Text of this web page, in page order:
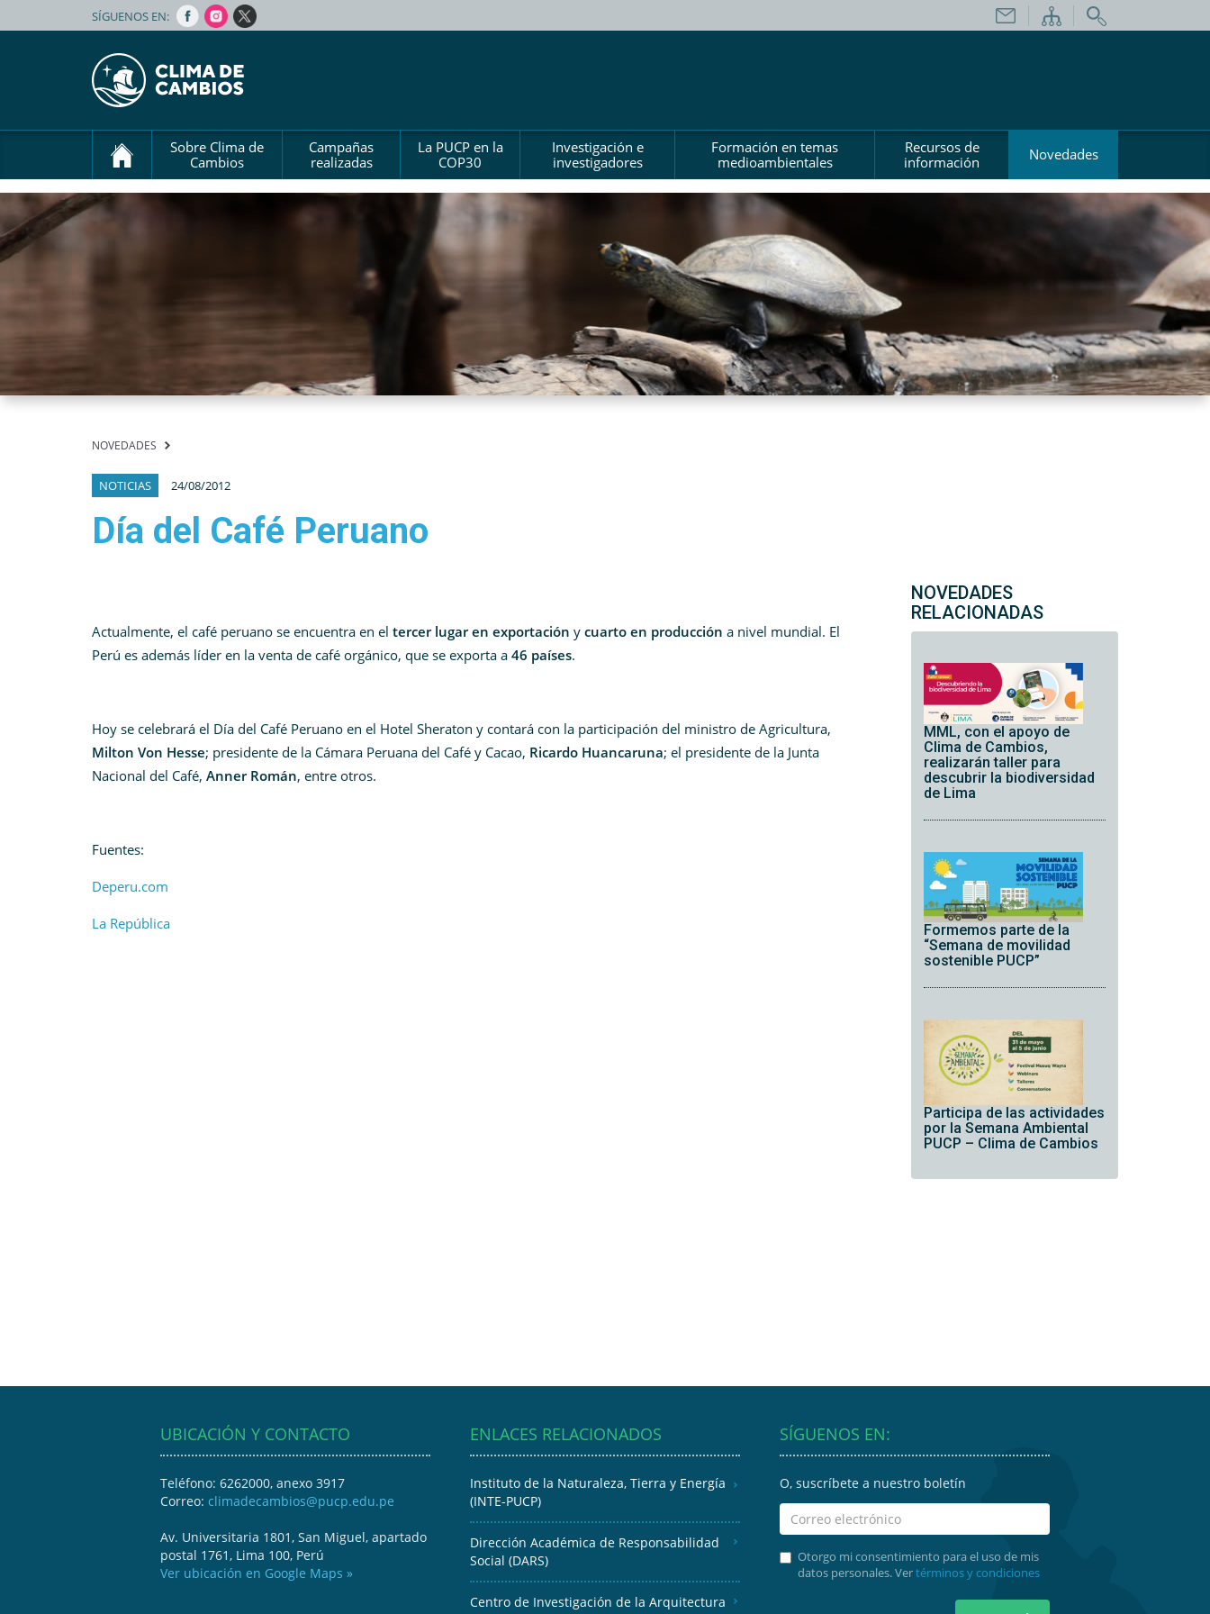
SÍGUENOS EN:
Sobre Clima de
Cambios
Campañas
realizadas
La PUCP en la
COP30
Investigación e
investigadores
Formación en temas
medioambientales
Recursos de
información
Novedades
NOVEDADES
NOTICIAS 24/08/2012
Día del Café Peruano
Actualmente, el café peruano se encuentra en el tercer lugar en exportación y cuarto en producción a nivel mundial. El
Perú es además líder en la venta de café orgánico, que se exporta a 46 países.
Hoy se celebrará el Día del Café Peruano en el Hotel Sheraton y contará con la participación del ministro de Agricultura,
Milton Von Hesse; presidente de la Cámara Peruana del Café y Cacao, Ricardo Huancaruna; el presidente de la Junta
Nacional del Café, Anner Román, entre otros.
Fuentes:
Deperu.com
La República
NOVEDADES
RELACIONADAS
MML, con el apoyo de
Clima de Cambios,
realizarán taller para
descubrir la biodiversidad
de Lima
Formemos parte de la
“Semana de movilidad
sostenible PUCP”
Participa de las actividades
por la Semana Ambiental
PUCP – Clima de Cambios
UBICACIÓN Y CONTACTO
Teléfono: 6262000, anexo 3917
Correo: climadecambios@pucp.edu.pe
Av. Universitaria 1801, San Miguel, apartado
postal 1761, Lima 100, Perú
Ver ubicación en Google Maps »
ENLACES RELACIONADOS
Instituto de la Naturaleza, Tierra y Energía
(INTE-PUCP)
Dirección Académica de Responsabilidad
Social (DARS)
Centro de Investigación de la Arquitectura
SÍGUENOS EN:
O, suscríbete a nuestro boletín
Otorgo mi consentimiento para el uso de mis
datos personales. Vertérminos y condiciones